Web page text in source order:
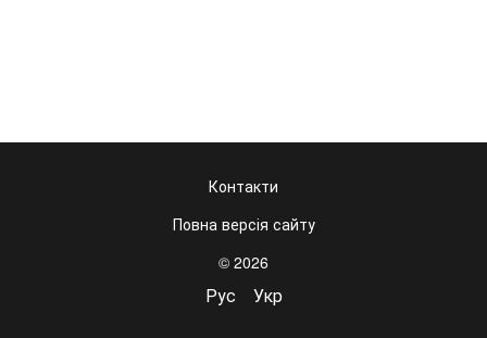
Контакти
Повна версія сайту
© 2026
Рус Укр